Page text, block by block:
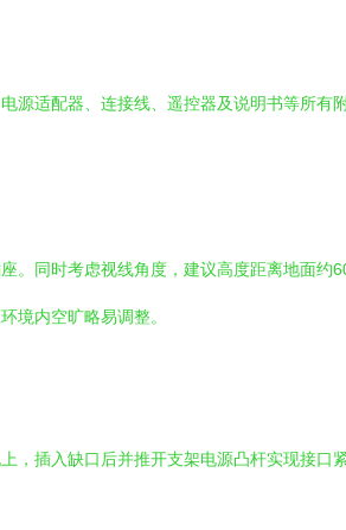
源适配器、连接线、遥控器及说明书等所
。同时考虑视线角度，建议高度距离地面
境内空旷略易调整。
，插入缺口后并推开支架电源凸杆实现接